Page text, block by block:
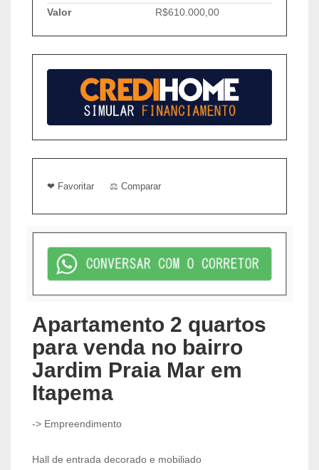
Valor
R$610.000,00
❤ Favoritar ⚖ Comparar
Apartamento 2 quartos
para venda no bairro
Jardim Praia Mar em
Itapema
-> Empreendimento
Hall de entrada decorado e mobiliado